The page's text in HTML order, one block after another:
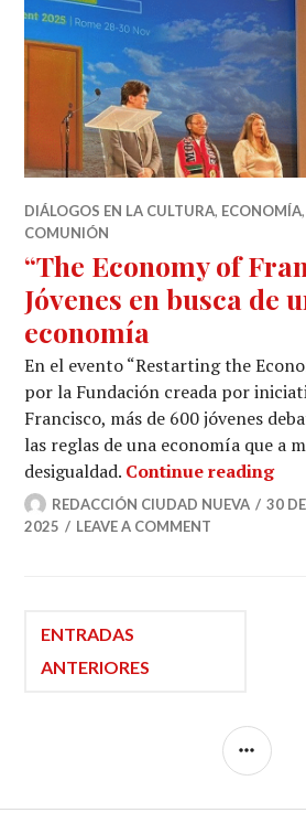
DIÁLOGOS EN LA CULTURA, ECONOMÍA,
COMUNIÓN
“The Economy of
Jóvenes en busca de
economía
En el evento “Restarting the
por la Fundación creada por
Francisco, más de 600 jóvenes
las reglas de una economía que a
desigualdad. Continue reading
REDACCIÓN CIUDAD NUEVA
30
2025
LEAVE A COMMENT
Navegación
ENTRADAS
ANTERIORES